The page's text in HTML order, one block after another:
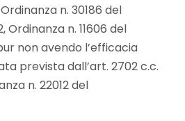
n. 30186 del
Ordinanza n. 11606 del
non avendo l’efficacia
prevista dall’art. 2702 c.c.
n. 22012 del